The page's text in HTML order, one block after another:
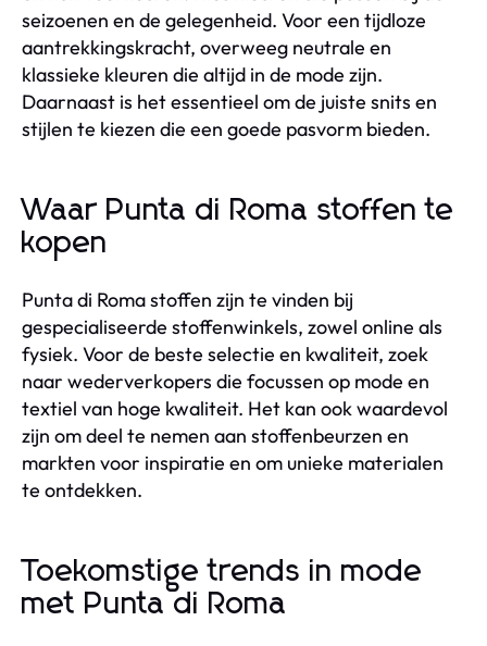
seizoenen en de gelegenheid. Voor een tijdloze
aantrekkingskracht, overweeg neutrale en
klassieke kleuren die altijd in de mode zijn.
Daarnaast is het essentieel om de juiste snits en
stijlen te kiezen die een goede pasvorm bieden.
Waar Punta di Roma stoffen te
kopen
Punta di Roma stoffen zijn te vinden bij
gespecialiseerde stoffenwinkels, zowel online als
fysiek. Voor de beste selectie en kwaliteit, zoek
naar wederverkopers die focussen op mode en
textiel van hoge kwaliteit. Het kan ook waardevol
zijn om deel te nemen aan stoffenbeurzen en
markten voor inspiratie en om unieke materialen
te ontdekken.
Toekomstige trends in mode
met Punta di Roma